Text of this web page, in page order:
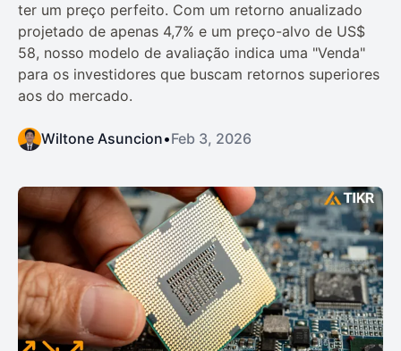
ter um preço perfeito. Com um retorno anualizado
projetado de apenas 4,7% e um preço-alvo de US$
58, nosso modelo de avaliação indica uma "Venda"
para os investidores que buscam retornos superiores
aos do mercado.
Wiltone Asuncion•Feb 3, 2026